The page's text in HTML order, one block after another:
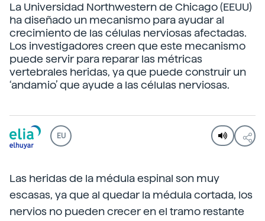
La Universidad Northwestern de Chicago (EEUU)
ha diseñado un mecanismo para ayudar al
crecimiento de las células nerviosas afectadas.
Los investigadores creen que este mecanismo
puede servir para reparar las métricas
vertebrales heridas, ya que puede construir un
‘andamio’ que ayude a las células nerviosas.
EU
Las heridas de la médula espinal son muy
escasas, ya que al quedar la médula cortada, los
nervios no pueden crecer en el tramo restante